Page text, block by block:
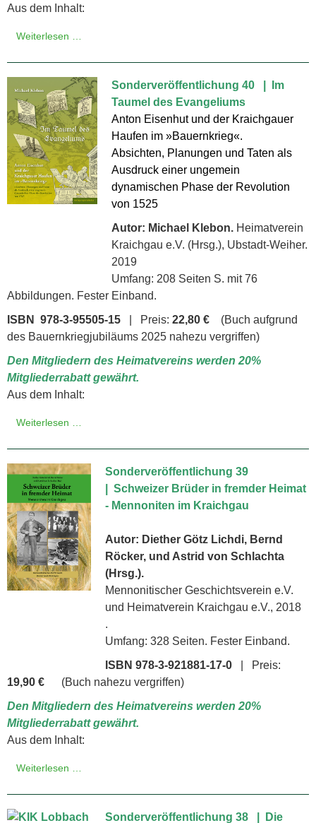
Aus dem Inhalt:
Weiterlesen …
Sonderveröffentlichung 40 | Im
Taumel des Evangeliums
Anton Eisenhut und der Kraichgauer
Haufen im »Bauernkrieg«.
Absichten, Planungen und Taten als
Ausdruck einer ungemein
dynamischen Phase der Revolution
von 1525
Autor: Michael Klebon. Heimatverein
Kraichgau e.V. (Hrsg.), Ubstadt-Weiher.
2019
Umfang: 208 Seiten S. mit 76
Abbildungen. Fester Einband.
ISBN 978-3-95505-15 | Preis: 22,80 €
(Buch aufgrund
des Bauernkriegjubiläums 2025 nahezu vergriffen)
Den Mitgliedern des Heimatvereins werden 20%
Mitgliederrabatt gewährt.
Aus dem Inhalt:
Weiterlesen …
Sonderveröffentlichung 39
| Schweizer Brüder in fremder Heimat
- Mennoniten im Kraichgau
Autor: Diether Götz Lichdi, Bernd
Röcker, und Astrid von Schlachta
(Hrsg.).
Mennonitischer Geschichtsverein e.V.
und Heimatverein Kraichgau e.V., 2018
.
Umfang: 328 Seiten. Fester Einband.
ISBN 978-3-921881-17-0 | Preis:
19,90 €
(Buch nahezu vergriffen)
Den Mitgliedern des Heimatvereins werden 20%
Mitgliederrabatt gewährt.
Aus dem Inhalt:
Weiterlesen …
Sonderveröffentlichung 38 | Die